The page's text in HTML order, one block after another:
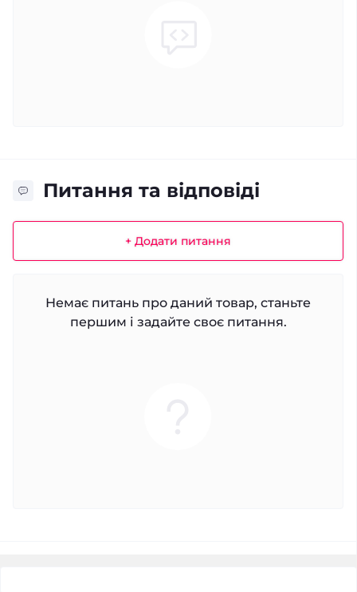
Питання та відповіді
+ Додати питання
Немає питань про даний товар, станьте
першим і задайте своє питання.